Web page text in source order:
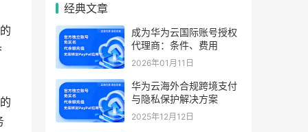
经典文章
成为华为云国际账号授权
代理商：条件、费用
2026年01月11日
华为云海外合规跨境支付
与隐私保护解决方案
2025年12月12日